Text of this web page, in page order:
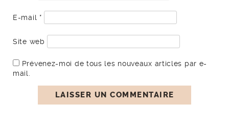
E-mail *
Site web
Prévenez-moi de tous les nouveaux articles par e-
mail.